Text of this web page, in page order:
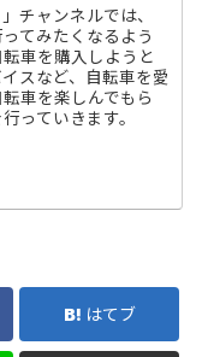
チャンネルでは、
てみたくなるよう
車を購入しようと
スなど、自転車を愛
車を楽しんでもら
っていきます。
はてブ